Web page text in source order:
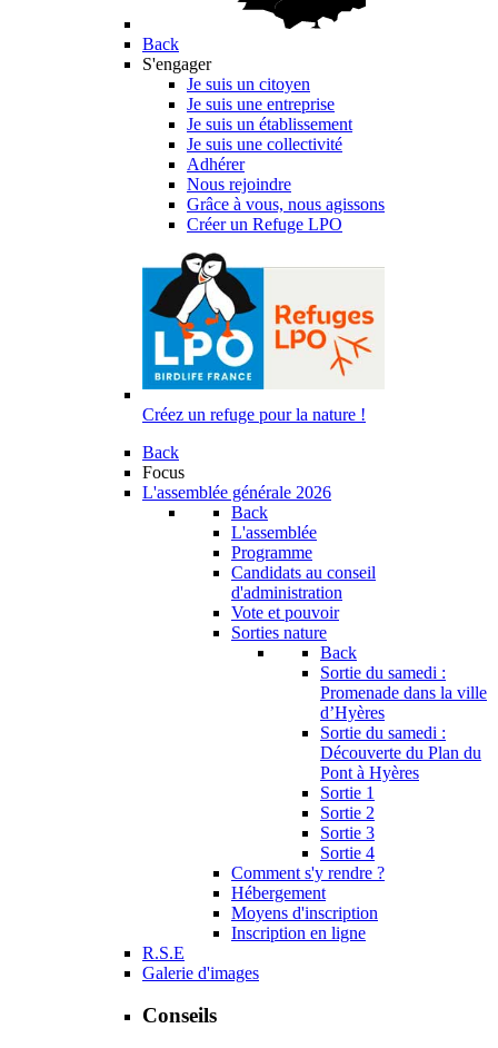
Back
S'engager
Je suis un citoyen
Je suis une entreprise
Je suis un établissement
Je suis une collectivité
Adhérer
Nous rejoindre
Grâce à vous, nous agissons
Créer un Refuge LPO
Créez un refuge pour la nature !
Back
Focus
L'assemblée générale 2026
Back
L'assemblée
Programme
Candidats au conseil
d'administration
Vote et pouvoir
Sorties nature
Back
Sortie du samedi :
Promenade dans la ville
d’Hyères
Sortie du samedi :
Découverte du Plan du
Pont à Hyères
Sortie 1
Sortie 2
Sortie 3
Sortie 4
Comment s'y rendre ?
Hébergement
Moyens d'inscription
Inscription en ligne
R.S.E
Galerie d'images
Conseils